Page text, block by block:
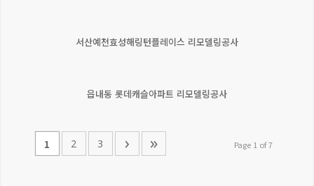
서산예천효성해링턴플레이스 리모델링공사
읍내동 롯데캐슬아파트 리모델링공사
Page 1 of 7
1 2 3 › »